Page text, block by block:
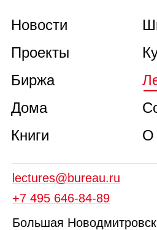
Новости
Проекты
Биржа
Дома
Книги
О
lectures@bureau.ru
+7 495 646‑84‑89
Большая